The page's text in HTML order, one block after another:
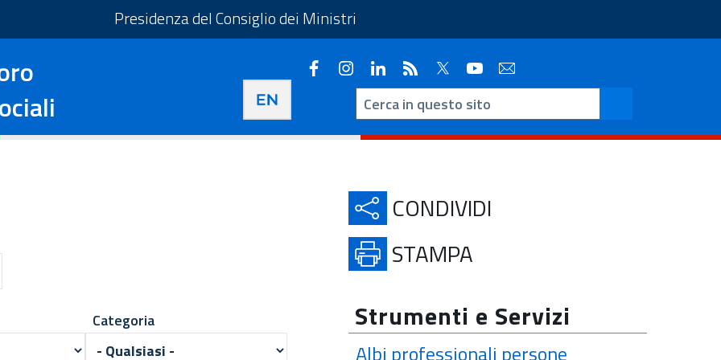
Presidenza del Consiglio dei Ministri
FacebookInstagramLinkedin RSS Twitter YouTube
Categoria
CONDIVIDI
STAMPA
Strumenti e Servizi
Albi professionali persone